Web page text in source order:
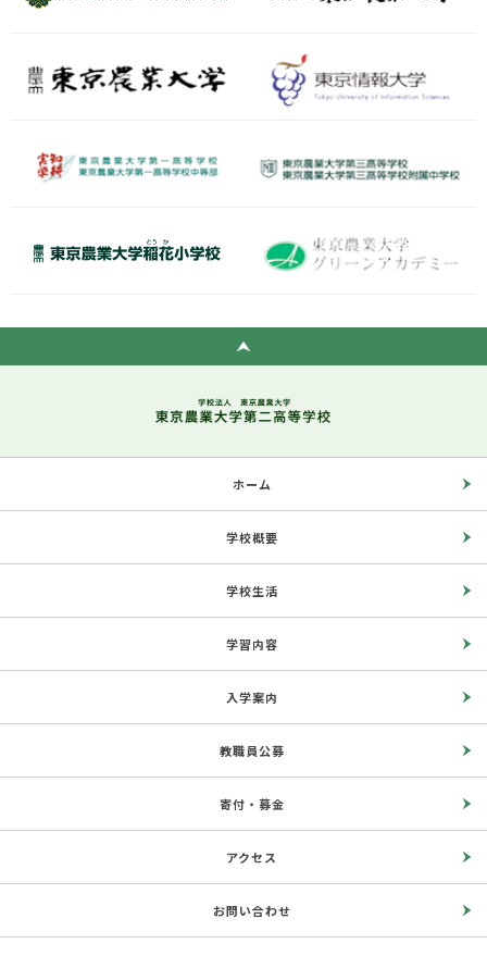
ホーム
学校概要
学校生活
学習内容
入学案内
教職員公募
寄付・募金
アクセス
お問い合わせ